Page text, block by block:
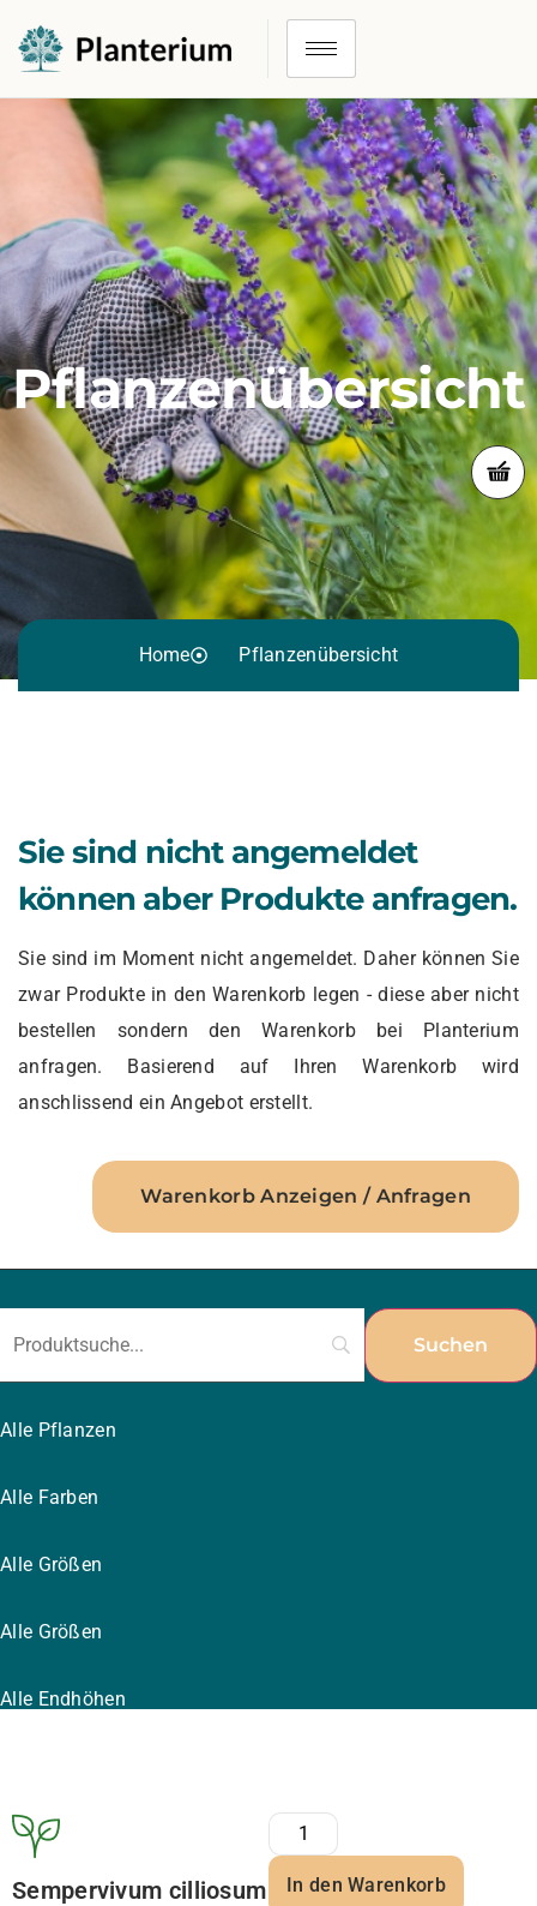
Pflanzenübersicht
Home Pflanzenübersicht
Sie sind nicht angemeldet
können aber Produkte anfragen.
Sie sind im Moment nicht angemeldet. Daher können Sie
zwar Produkte in den Warenkorb legen - diese aber nicht
bestellen sondern den Warenkorb bei Planterium
anfragen. Basierend auf Ihren Warenkorb wird
anschlissend ein Angebot erstellt.
Warenkorb Anzeigen / Anfragen
Alle Pflanzen
Alle Farben
Alle Größen
Alle Größen
Alle Endhöhen
Sempervivum cilliosum
In den Warenkorb